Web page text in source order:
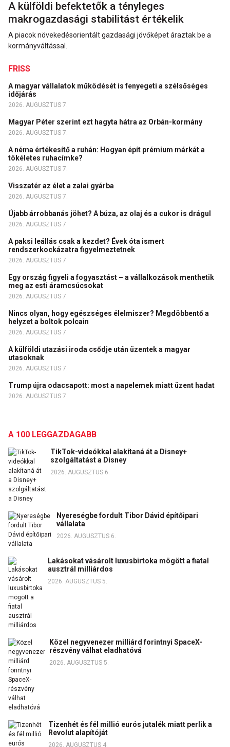
A külföldi befektetők a tényleges
makrogazdasági stabilitást értékelik
A piacok növekedésorientált gazdasági jövőképet áraztak be a
kormányváltással.
FRISS
A magyar vállalatok működését is fenyegeti a szélsőséges
időjárás
2026. AUGUSZTUS 7.
Magyar Péter szerint ezt hagyta hátra az Orbán-kormány
2026. AUGUSZTUS 7.
A néma értékesítő a ruhán: Hogyan épít prémium márkát a
tökéletes ruhacímke?
2026. AUGUSZTUS 7.
Visszatér az élet a zalai gyárba
2026. AUGUSZTUS 7.
Újabb árrobbanás jöhet? A búza, az olaj és a cukor is drágul
2026. AUGUSZTUS 7.
A paksi leállás csak a kezdet? Évek óta ismert
rendszerkockázatra figyelmeztetnek
2026. AUGUSZTUS 7.
Egy ország figyeli a fogyasztást – a vállalkozások menthetik
meg az esti áramcsúcsokat
2026. AUGUSZTUS 7.
Nincs olyan, hogy egészséges élelmiszer? Megdöbbentő a
helyzet a boltok polcain
2026. AUGUSZTUS 7.
A külföldi utazási iroda csődje után üzentek a magyar
utasoknak
2026. AUGUSZTUS 7.
Trump újra odacsapott: most a napelemek miatt üzent hadat
2026. AUGUSZTUS 7.
A 100 LEGGAZDAGABB
TikTok-videókkal alakítaná át a Disney+
szolgáltatást a Disney
2026. AUGUSZTUS 6.
Nyereségbe fordult Tibor Dávid építőipari
vállalata
2026. AUGUSZTUS 6.
Lakásokat vásárolt luxusbirtoka mögött a fiatal
ausztrál milliárdos
2026. AUGUSZTUS 5.
Közel negyvenezer milliárd forintnyi SpaceX-
részvény válhat eladhatóvá
2026. AUGUSZTUS 5.
Tizenhét és fél millió eurós jutalék miatt perlik a
Revolut alapítóját
2026. AUGUSZTUS 4.